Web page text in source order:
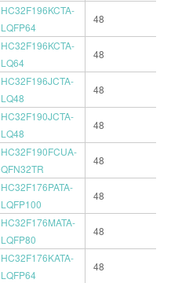
HC32F196KCTA-
LQFP64
48
HC32F196KCTA-
LQ64
48
HC32F196JCTA-
LQ48
48
HC32F190JCTA-
LQ48
48
HC32F190FCUA-
QFN32TR
48
HC32F176PATA-
LQFP100
48
HC32F176MATA-
LQFP80
48
HC32F176KATA-
LQFP64
48